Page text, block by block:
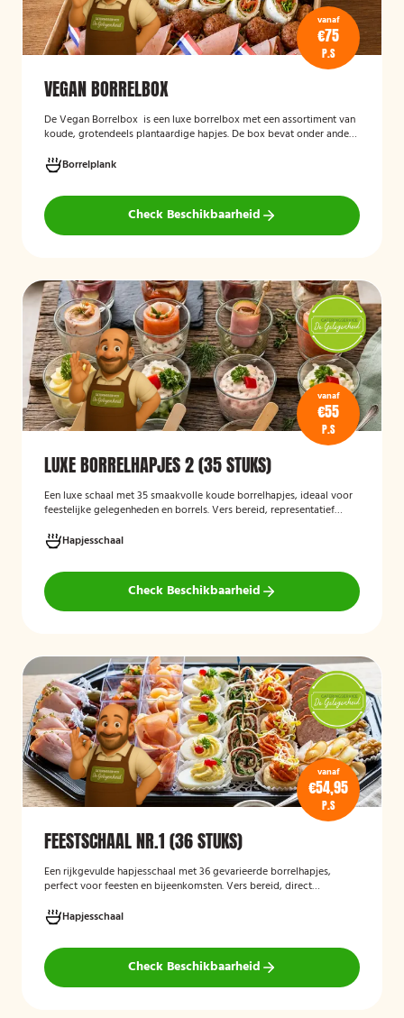
vanaf
€75
P.S
VEGAN BORRELBOX
DeVegan Borrelbox is een luxe borrelbox met een assortiment van
koude, grotendeels plantaardige hapjes. De box bevat onder andere
groenten, crostini’s en andere smaakvolle borrelhapjes die direct
serveerklaar zijn voor een feest, borrel of bijeenkomst.
Borrelplank
Check Beschikbaarheid
vanaf
€55
P.S
LUXE BORRELHAPJES 2 (35 STUKS)
Een luxe schaal met 35 smaakvolle koude borrelhapjes, ideaal voor
feestelijke gelegenheden en borrels. Vers bereid, representatief
Hapjesschaal
Check Beschikbaarheid
vanaf
€54,95
P.S
FEESTSCHAAL NR.1 (36 STUKS)
Een rijkgevulde hapjesschaal met 36 gevarieerde borrelhapjes,
perfect voor feesten en bijeenkomsten. Vers bereid, direct
Hapjesschaal
Check Beschikbaarheid